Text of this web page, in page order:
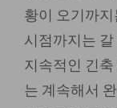
황이 오기까
시점까지는
지속적인 긴축
는 계속해서